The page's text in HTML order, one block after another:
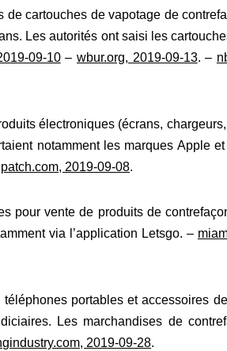
cartouches de vapotage de
Les autorités ont saisi les
09-10– wbur.org, 2019-09-13. –
électroniques (écrans,
notamment les marques Apple
patch.com, 2019-09-08.
pour vente de produits de
via l’application Letsgo. –
portables et accessoires
Les marchandises de
2019-09-28.